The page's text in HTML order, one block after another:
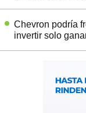
Chevron podría
invertir solo